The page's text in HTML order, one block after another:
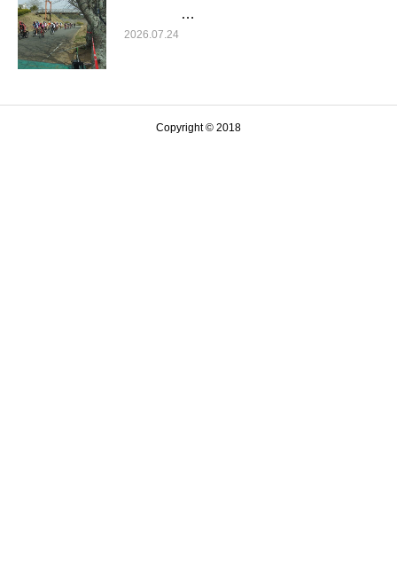
…
2026.07.24
Copyright © 2018